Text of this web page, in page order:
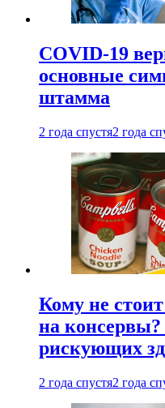
COVID-19
основные
штамма
2 года спустя2 года
Кому не
на
рискующих
2 года спустя2 года